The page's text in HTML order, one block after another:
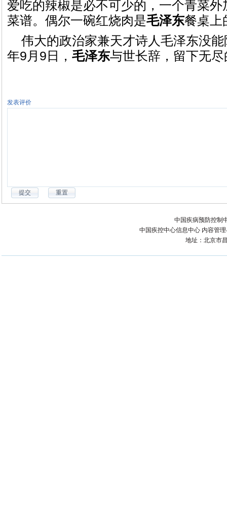
爱吃的辣椒是必不可少的，一个青菜
菜谱。 偶尔一碗红烧肉是毛泽东餐桌上
伟大的政治家兼天才诗人毛泽东没
年9月9日， 毛泽东与世长辞，留下无
发表评价
中国疾病预防控制
中国疾控中心信息中心 内容管
地址：北京市